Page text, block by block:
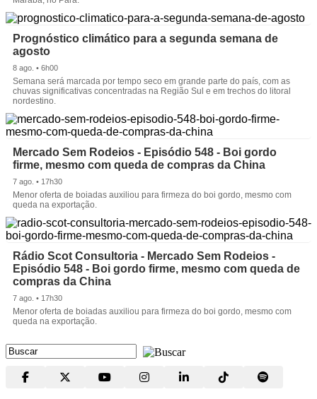
Prognóstico climático para a segunda semana de
agosto
8 ago. • 6h00
Semana será marcada por tempo seco em grande parte do país, com as
chuvas significativas concentradas na Região Sul e em trechos do litoral
nordestino.
Mercado Sem Rodeios - Episódio 548 - Boi gordo
firme, mesmo com queda de compras da China
7 ago. • 17h30
Menor oferta de boiadas auxiliou para firmeza do boi gordo, mesmo com
queda na exportação.
Rádio Scot Consultoria - Mercado Sem Rodeios -
Episódio 548 - Boi gordo firme, mesmo com queda de
compras da China
7 ago. • 17h30
Menor oferta de boiadas auxiliou para firmeza do boi gordo, mesmo com
queda na exportação.